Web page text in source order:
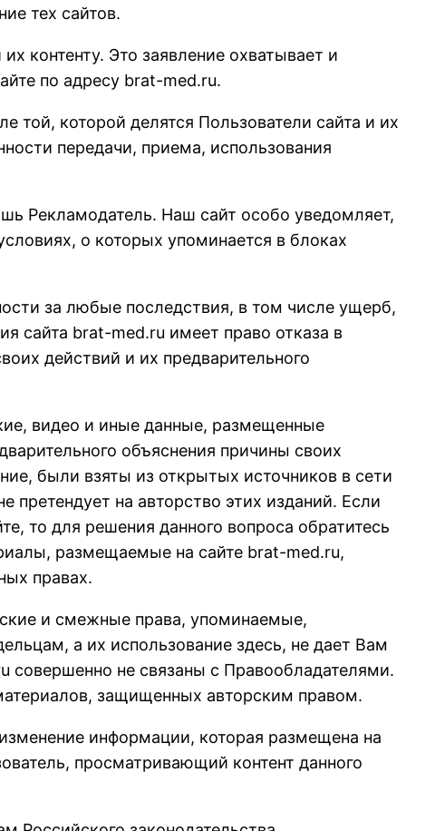
тех сайтов.
контенту. Это заявление охватывает и
по адресу brat-med.ru.
той, которой делятся Пользователи сайта и их
передачи, приема, использования
Рекламодатель. Наш сайт особо уведомляет,
о которых упоминается в блоках
за любые последствия, в том числе ущерб,
сайта brat-med.ru имеет право отказа в
действий и их предварительного
видео и иные данные, размещенные
объяснения причины своих
были взяты из открытых источников в сети
на авторство этих изданий. Если
то для решения данного вопроса обратитесь
размещаемые на сайте brat-med.ru,
правах.
и смежные права, упоминаемые,
а их использование здесь, не дает Вам
совершенно не связаны с Правообладателями.
защищенных авторским правом.
информации, которая размещена на
просматривающий контент данного